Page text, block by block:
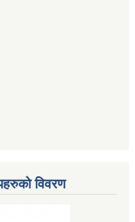
विवरण